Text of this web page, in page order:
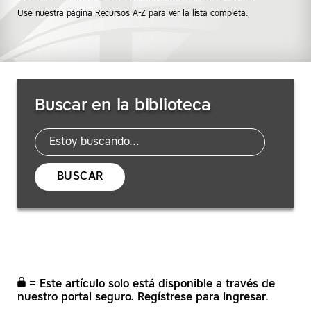
aire
Use nuestra página Recursos A-Z para ver la lista completa.
Buscar en la biblioteca
recursos
BUSCAR
= Este artículo solo está disponible a través de
nuestro portal seguro. Regístrese para ingresar.